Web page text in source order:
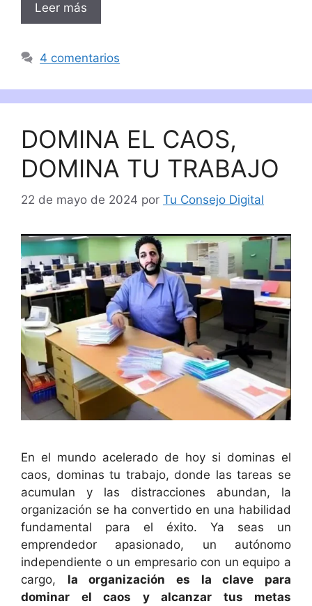
Leer más
4 comentarios
DOMINA EL CAOS,
DOMINA TU TRABAJO
22 de mayo de 2024 por Tu Consejo Digital
En el mundo acelerado de hoy si dominas el
caos, dominas tu trabajo, donde las tareas se
acumulan y las distracciones abundan, la
organización se ha convertido en una habilidad
fundamental para el éxito. Ya seas un
emprendedor apasionado, un autónomo
independiente o un empresario con un equipo a
cargo, la organización es la clave para
dominar el caos y alcanzar tus metas